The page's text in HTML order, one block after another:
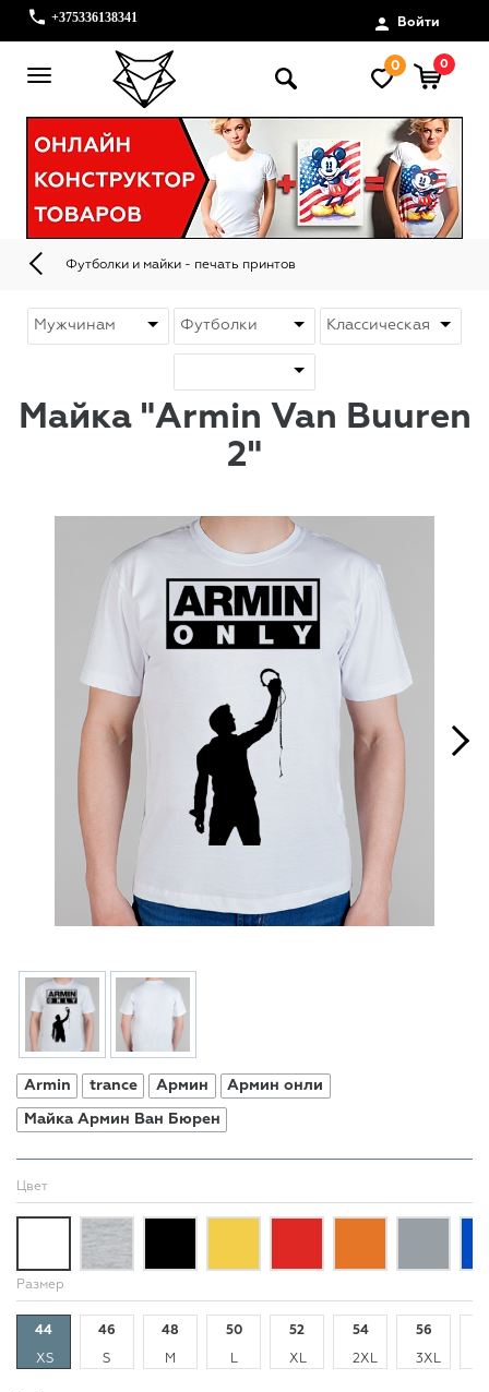
+375336138341 Войти
0 0
Футболки и майки - печать принтов
Майка "Armin Van Buuren
2"
Armin trance Армин Армин онли
Майка Армин Ван Бюрен
Цвет
Размер
44
XS
46
S
48
M
50
L
52
XL
54
2XL
56
3XL